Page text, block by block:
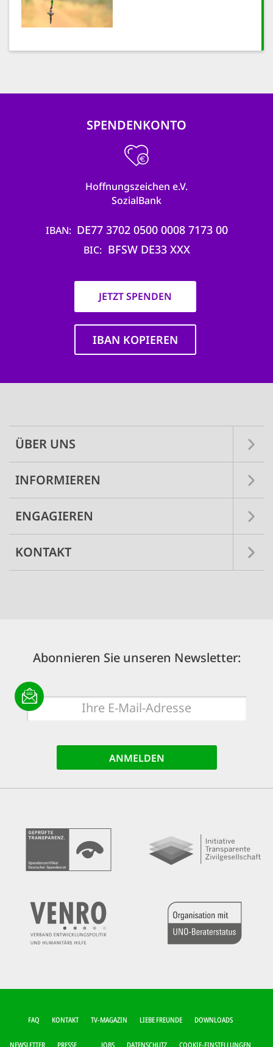
SPENDENKONTO
Hoffnungszeichen e.V.
SozialBank
IBAN DE77 3702 0500 0008 7173 00
BIC BFSW DE33 XXX
JETZT SPENDEN
IBAN KOPIEREN
ÜBER UNS
INFORMIEREN
ENGAGIEREN
KONTAKT
Abonnieren Sie unseren Newsletter:
E-
Mail
FUSSZEILEN-M
FAQ KONTAKT TV-MAGAZIN LIEBE FREUNDE DOWNLOADS
NEWSLETTER PRESSE JOBS DATENSCHUTZ COOKIE-EINSTELLUNGEN